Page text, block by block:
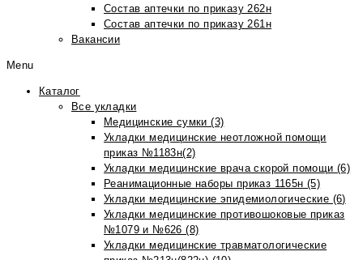
Состав аптечки по приказу 262н
Состав аптечки по приказу 261н
Вакансии
Menu
Каталог
Все укладки
Медицинские сумки (3)
Укладки медицинские неотложной помощи
приказ №1183н(2)
Укладки медицинские врача скорой помощи (6)
Реанимационные наборы приказ 1165н (5)
Укладки медицинские эпидемиологические (6)
Укладки медицинские противошоковые приказ
№1079 и №626 (8)
Укладки медицинские травматологические